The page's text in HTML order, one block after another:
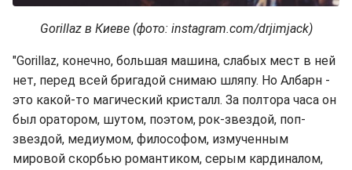
Gorillaz в Киеве (фото: instagram.com/drjimjack)
"Gorillaz, конечно, большая машина, слабых мест в ней
нет, перед всей бригадой снимаю шляпу. Но Албарн -
это какой-то магический кристалл. За полтора часа он
был оратором, шутом, поэтом, рок-звездой, поп-
звездой, медиумом, философом, измученным
мировой скорбью романтиком, серым кардиналом,